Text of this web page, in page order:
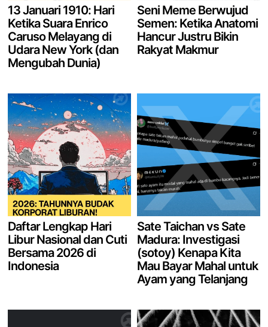
13 Januari 1910: Hari
Ketika Suara Enrico
Caruso Melayang di
Udara New York (dan
Mengubah Dunia)
Seni Meme Berwujud
Semen: Ketika Anatomi
Hancur Justru Bikin
Rakyat Makmur
Daftar Lengkap Hari
Libur Nasional dan Cuti
Bersama 2026 di
Indonesia
Sate Taichan vs Sate
Madura: Investigasi
(sotoy) Kenapa Kita
Mau Bayar Mahal untuk
Ayam yang Telanjang